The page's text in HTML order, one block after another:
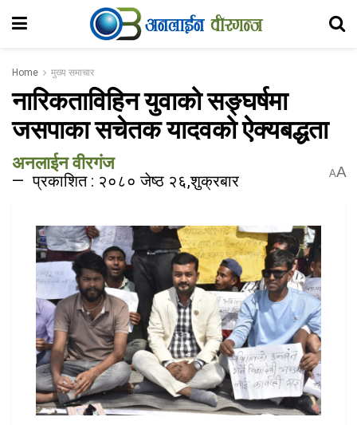
Home मुख्य समाचार
नारिकताविहिन युवाको सङ्घर्षमा
जसपाका सचेतक यादवको ऐक्यबद्धता
अनलाईन वीरगंज
प्रकाशित : २०८० जेष्ठ २६,शुक्रबार AA